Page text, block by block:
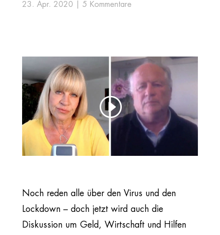
23. Apr. 2020 5 Kommentare
Noch reden alle über den Virus und den
Lockdown – doch jetzt wird auch die
Diskussion um Geld, Wirtschaft und Hilfen